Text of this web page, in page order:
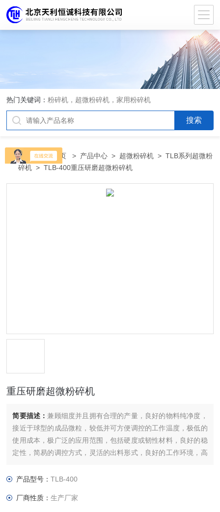
热门关键词：粉碎机，超微粉碎机，家用粉碎机
当前位置：首页 > 产品中心 > 超微粉碎机 >TLB系列超微粉
碎机 > TLB-400重压研磨超微粉碎机
重压研磨超微粉碎机
简要描述：兼顾细度并且拥有合理的产量，良好的物料纯净度，
接近于球型的成品微粒，较低并可方便调控的工作温度，极低的
使用成本，极广泛的应用范围，包括硬度或韧性材料，良好的稳
定性，简易的调控方式，灵活的出料形式，良好的工作环境，高
产品型号：TLB-400
厂商性质：生产厂家